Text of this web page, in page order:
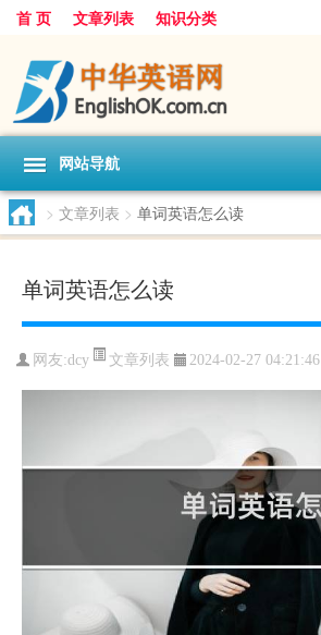
首 页 文章列表 知识分类
网站导航
> 文章列表 > 单词英语怎么读
单词英语怎么读
网友:dcy 文章列表 2024-02-27 04:21:46